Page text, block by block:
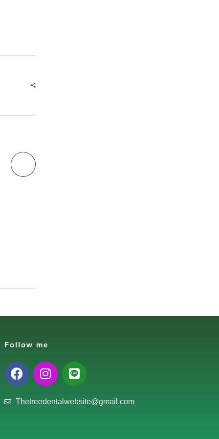
Follow me
Thetreedentalwebsite@gmail.com